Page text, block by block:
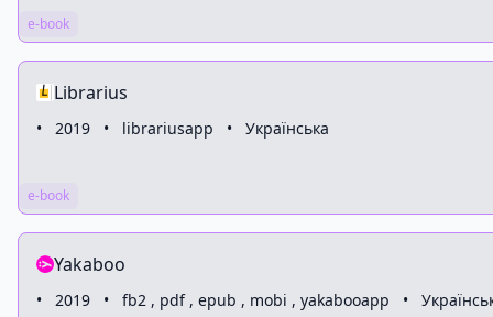
e-book
Librarius
• 2019 • librariusapp • Українська
e-book
Yakaboo
• 2019 • fb2 , pdf , epub , mobi , yakabooapp •